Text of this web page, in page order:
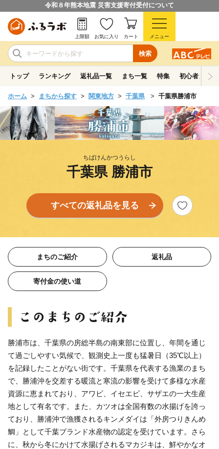
令和８年熊本地震 災害支援寄付受付について
検索
上限額 お気に入り カート メニュー
トップ ランキング 返礼品一覧 まち一覧 特集 初心者ガイド
ホーム まちから探す 関東地方 千葉県 千葉県勝浦市
ちばけんかつうらし
千葉県 勝浦市
すべての返礼品を見る
まちのご紹介 返礼品
寄付金の使い道
勝浦市は、千葉県の房総半島の南東部に位置し、年間を通じ
て過ごしやすい気候で、観測史上一度も猛暑日（35℃以上）
を記録したことがない街です。千葉県を代表する漁業のまち
で、勝浦沖を交差する暖流と寒流の影響を受けて多様な水産
資源に恵まれており、アワビ、イセエビ、サザエの一大生産
地として有名です。また、カツオは全国有数の水揚げを誇っ
ており、勝浦沖で漁獲されるキンメダイは「外房つりきんめ
鯛」として千葉ブランド水産物の認定を受けています。さら
に、秋から冬にかけて水揚げされるマカジキは、鮮やかなオ